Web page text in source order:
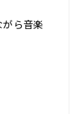
がら音楽